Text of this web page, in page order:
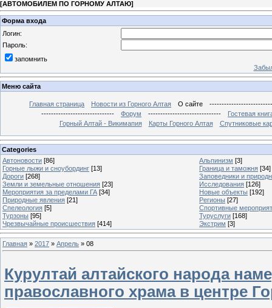
[АВТОМОБИЛЕМ ПО ГОРНОМУ АЛТАЮ]
Форма входа
Логин:
Пароль:
запомнить
Меню сайта
Главная страница Новости из Горного Алтая О сайте
------------------------------
Форум ------------------------------
Гостевая
Горный Алтай - Викимапия
Карты Горного Алтая Спутниковые
Categories
Автоновости [86] Альпинизм [3]
Горные лыжи и сноубординг [13] Граница и таможня [34]
Дороги [268]
Заповедники и
Земли и земельные отношения [23] Исследования [126]
Мероприятия за пределами ГА [34] Новые объекты [192]
Природные явления [21] Регионы [27]
Спелеология [5]
Спортивные
Турзоны [95] Туруслуги [168]
Чрезвычайные происшествия [414] Экстрим [3]
Главная » 2017 » Апрель » 08
Курултай алтайского народа
православного храма в центре